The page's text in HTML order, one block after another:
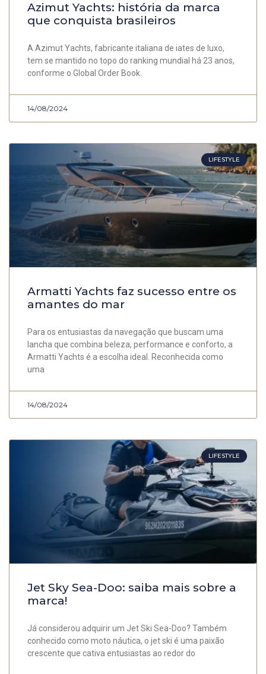
Azimut Yachts: história da marca
que conquista brasileiros
A Azimut Yachts, fabricante italiana de iates de luxo,
tem se mantido no topo do ranking mundial há 23 anos,
conforme o Global Order Book.
14/08/2024
LIFESTYLE
Armatti Yachts faz sucesso entre os
amantes do mar
Para os entusiastas da navegação que buscam uma
lancha que combina beleza, performance e conforto, a
Armatti Yachts é a escolha ideal. Reconhecida como
uma
14/08/2024
LIFESTYLE
Jet Sky Sea-Doo: saiba mais sobre a
marca!
Já considerou adquirir um Jet Ski Sea-Doo? Também
conhecido como moto náutica, o jet ski é uma paixão
crescente que cativa entusiastas ao redor do